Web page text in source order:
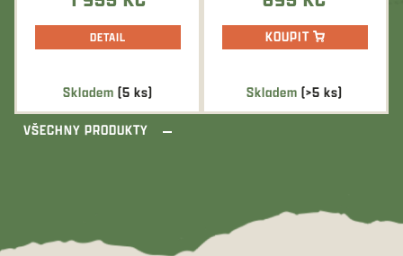
Skladem(5 ks)
DETAIL
Skladem(>5 ks)
KOUPIT
VŠECHNY PRODUKTY